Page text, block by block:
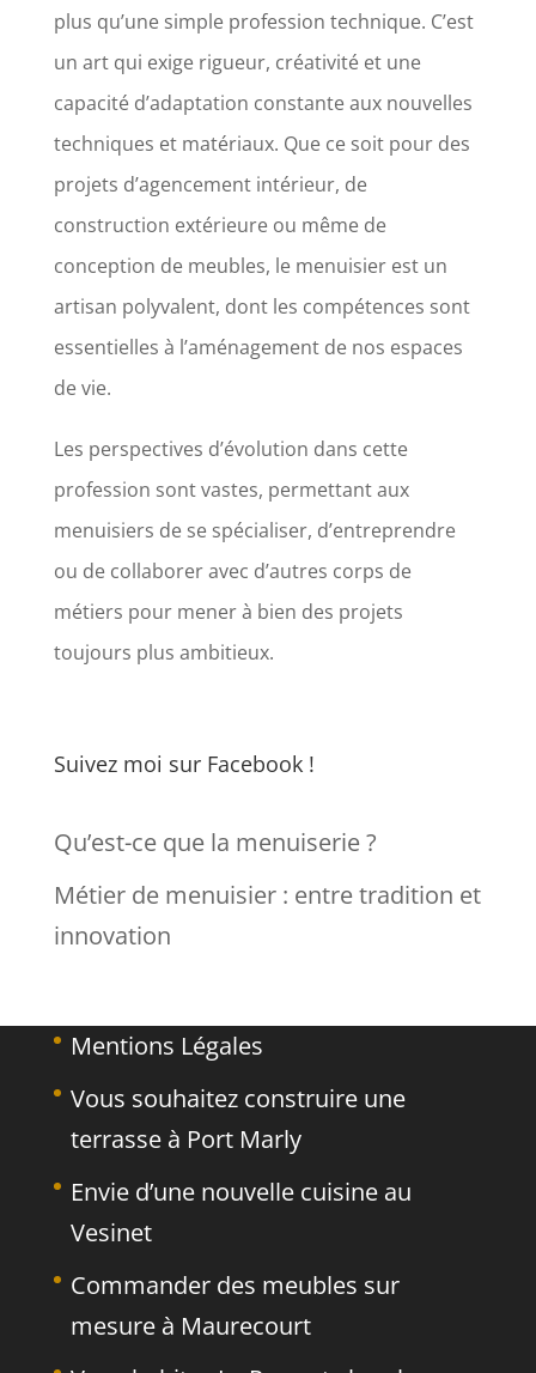
plus qu’une simple profession technique. C’est
un art qui exige rigueur, créativité et une
capacité d’adaptation constante aux nouvelles
techniques et matériaux. Que ce soit pour des
projets d’agencement intérieur, de
construction extérieure ou même de
conception de meubles, le menuisier est un
artisan polyvalent, dont les compétences sont
essentielles à l’aménagement de nos espaces
de vie.
Les perspectives d’évolution dans cette
profession sont vastes, permettant aux
menuisiers de se spécialiser, d’entreprendre
ou de collaborer avec d’autres corps de
métiers pour mener à bien des projets
toujours plus ambitieux.
Suivez moi sur Facebook !
Qu’est-ce que la menuiserie ?
Métier de menuisier : entre tradition et
innovation
Mentions Légales
Vous souhaitez construire une
terrasse à Port Marly
Envie d’une nouvelle cuisine au
Vesinet
Commander des meubles sur
mesure à Maurecourt